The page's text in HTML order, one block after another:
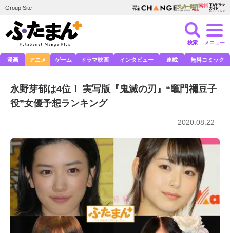
Group Site
検索 メニュー
漫画 アニメ ゲーム ドラマ映画 インタビュー 連載 無料コミック
永野芽郁は4位！ 実写版『鬼滅の刃』“竈門禰豆子
役”女優予想ランキング
2020.08.22